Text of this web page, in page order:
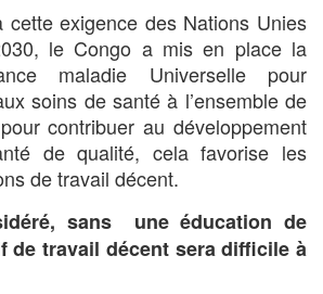
cette exigence des Nations Unies
le Congo a mis en place la
maladie Universelle pour
soins de santé à l’ensemble de
contribuer au développement
de qualité, cela favorise les
de travail décent.
sans une éducation de
de travail décent sera difficile à